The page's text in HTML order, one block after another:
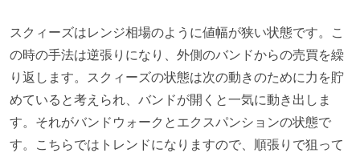
スクィーズはレンジ相場のように値幅が狭い状態です。こ
の時の手法は逆張りになり、外側のバンドからの売買を繰
り返します。スクィーズの状態は次の動きのために力を貯
めていると考えられ、バンドが開くと一気に動き出しま
す。それがバンドウォークとエクスパンションの状態で
す。こちらではトレンドになりますので、順張りで狙って